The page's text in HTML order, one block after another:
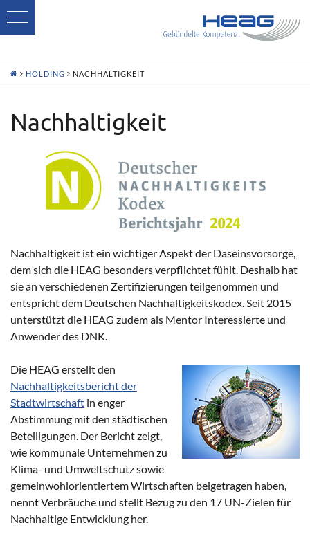
HOLDING NACHHALTIGKEIT
Nachhaltigkeit
Nachhaltigkeit ist ein wichtiger Aspekt der Daseinsvorsorge,
dem sich die HEAG besonders verpflichtet fühlt. Deshalb hat
sie an verschiedenen Zertifizierungen teilgenommen und
entspricht dem Deutschen Nachhaltigkeitskodex. Seit 2015
unterstützt die HEAG zudem als Mentor Interessierte und
Anwender des DNK.
Die HEAG erstellt den
Nachhaltigkeitsbericht der
Stadtwirtschaft in enger
Abstimmung mit den städtischen
Beteiligungen. Der Bericht zeigt,
wie kommunale Unternehmen zu
Klima- und Umweltschutz sowie
gemeinwohlorientiertem Wirtschaften beigetragen haben,
nennt Verbräuche und stellt Bezug zu den 17 UN-Zielen für
Nachhaltige Entwicklung her.